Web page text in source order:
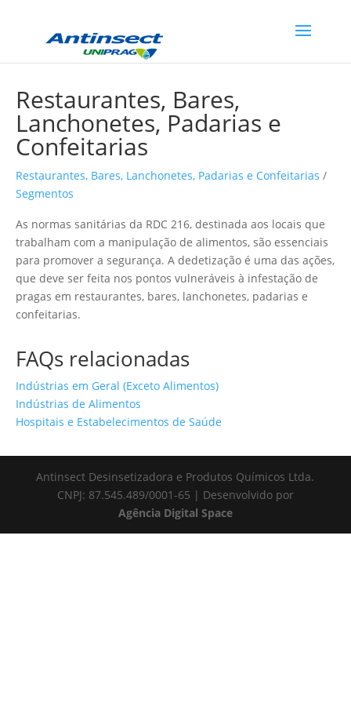
Restaurantes, Bares,
Lanchonetes, Padarias e
Confeitarias
Restaurantes, Bares, Lanchonetes, Padarias e Confeitarias /
Segmentos
As normas sanitárias da RDC 216, destinada aos locais que
trabalham com a manipulação de alimentos, são essenciais
para promover a segurança. A dedetização é uma das ações,
que deve ser feita nos pontos vulneráveis à infestação de
pragas em restaurantes, bares, lanchonetes, padarias e
confeitarias.
FAQs relacionadas
Indústrias em Geral (Exceto Alimentos)
Indústrias de Alimentos
Hospitais e Estabelecimentos de Saúde
Antinsect Desinsetizadora e Produtos Químicos Ltda.
CNPJ: 87.545.489/0001-65 | Desenvolvido por
Agência Digital Space